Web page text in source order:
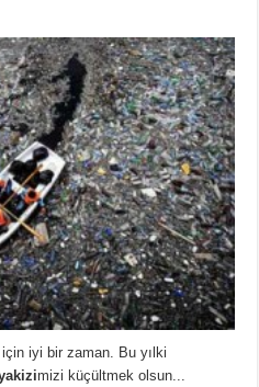
iyi bir zaman. Bu yılki
mizi küçültmek olsun...